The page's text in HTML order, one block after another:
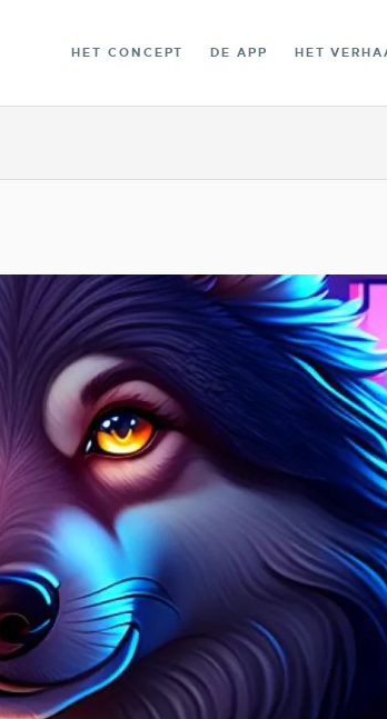
HET CONCEPT DE APP HET